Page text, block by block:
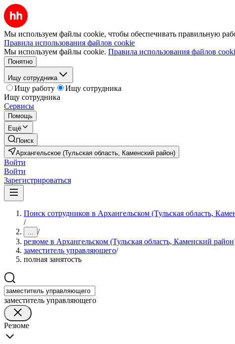
Мы используем файлы cookie, чтобы обеспечивать правильную
Правила использования файлов cookie
Мы используем файлы cookie. Правила использования файлов
Понятно
Ищу сотрудника
Ищу работу
Ищу сотрудника
Ищу сотрудника
Сервисы
Помощь
Ещё
Поиск
Архангельское (Тульская область, Каменский район)
Войти
Войти
Зарегистрироваться
Поиск сотрудников в Архангельском (Тульская область,
/
... /
резюме в Архангельском (Тульская область, Каменский
заместитель управляющего/
полная занятость
заместитель управляющего
Резюме